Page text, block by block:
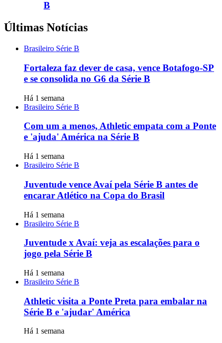
B
Últimas Notícias
Brasileiro Série B
Fortaleza faz dever de casa, vence Botafogo-SP
e se consolida no G6 da Série B
Há 1 semana
Brasileiro Série B
Com um a menos, Athletic empata com a Ponte
e 'ajuda' América na Série B
Há 1 semana
Brasileiro Série B
Juventude vence Avaí pela Série B antes de
encarar Atlético na Copa do Brasil
Há 1 semana
Brasileiro Série B
Juventude x Avaí: veja as escalações para o
jogo pela Série B
Há 1 semana
Brasileiro Série B
Athletic visita a Ponte Preta para embalar na
Série B e 'ajudar' América
Há 1 semana